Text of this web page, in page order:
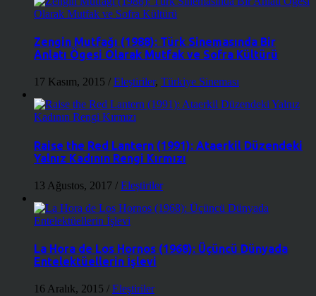
Zengin Mutfağı (1988): Türk Sinemasında Bir
Anlatı Ögesi Olarak Mutfak ve Sofra Kültürü
17 Kasım, 2015 / Eleştiriler, Türkiye Sineması
Raise the Red Lantern (1991): Ataerkil Düzendeki
Yalnız Kadının Rengi Kırmızı
13 Ağustos, 2017 / Eleştiriler
La Hora de Los Hornos (1968): Üçüncü Dünyada
Entelektüellerin İşlevi
16 Aralık, 2015 / Eleştiriler